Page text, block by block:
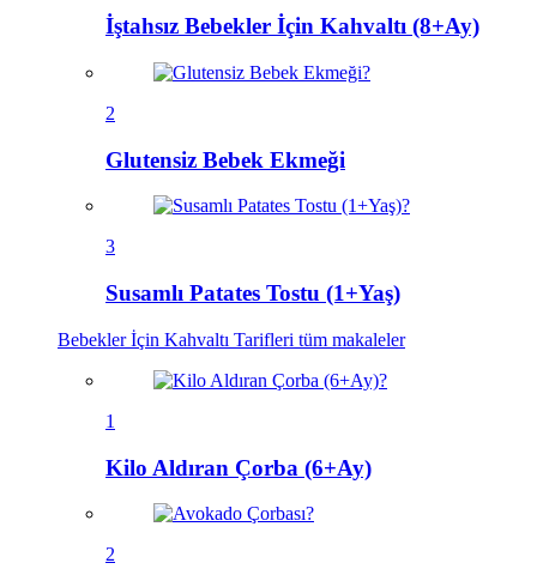
İştahsız Bebekler İçin Kahvaltı (8+Ay)
2
Glutensiz Bebek Ekmeği
3
Susamlı Patates Tostu (1+Yaş)
Bebekler İçin Kahvaltı Tarifleri tüm makaleler
1
Kilo Aldıran Çorba (6+Ay)
2